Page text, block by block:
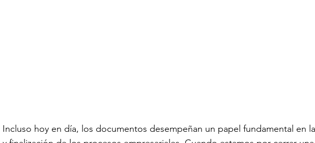
Incluso hoy en día, los documentos desempeñan un papel fundamental en